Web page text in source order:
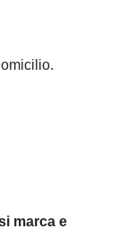
marca e